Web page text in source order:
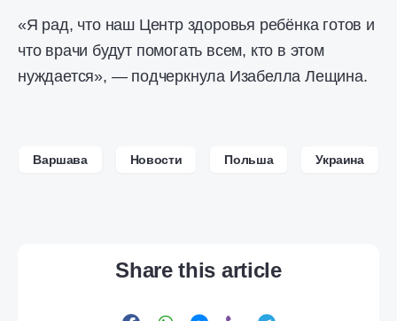
«Я рад, что наш Центр здоровья ребёнка готов и
что врачи будут помогать всем, кто в этом
нуждается», — подчеркнула Изабелла Лещина.
Варшава Новости Польша Украина
Share this article